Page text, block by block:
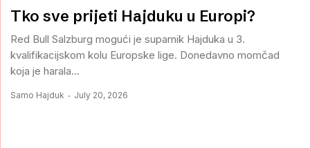
Tko sve prijeti Hajduku u Europi?
Red Bull Salzburg mogući je suparnik Hajduka u 3.
kvalifikacijskom kolu Europske lige. Donedavno momčad
koja je harala...
Samo Hajduk July 20, 2026